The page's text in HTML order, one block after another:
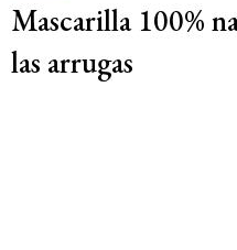
Mascarilla 100%
las arrugas